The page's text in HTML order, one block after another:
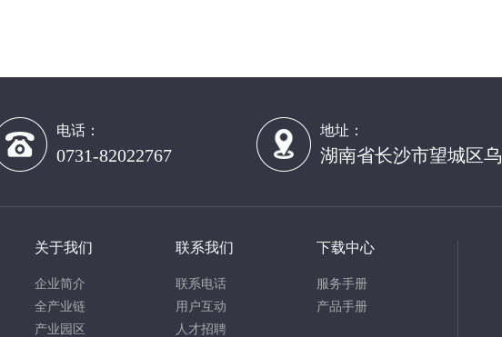
电话：
0731-82022767
地址：
湖南省长沙市望城区
关于我们
企业简介
全产业链
产业园区
联系我们
联系电话
用户互动
人才招聘
下载中心
服务手册
产品手册